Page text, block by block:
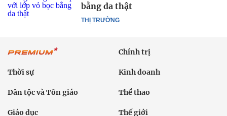
THỊ TRƯỜNG
bằng da thật
Chính trị
Thời sự Kinh doanh
Dân tộc và Tôn giáo Thể thao
Giáo dục Thế giới